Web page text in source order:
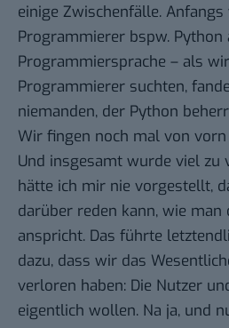
einige Zwischenfälle.
Programmierer bspw. Python
Programmiersprache – als
Programmierer suchten,
niemanden, der Python
Wir fingen noch mal von vorn
Und insgesamt wurde viel zu
hätte ich mir nie vorgestellt,
darüber reden kann, wie man
anspricht. Das führte
dazu, dass wir das
verloren haben: Die Nutzer
eigentlich wollen. Na ja, und